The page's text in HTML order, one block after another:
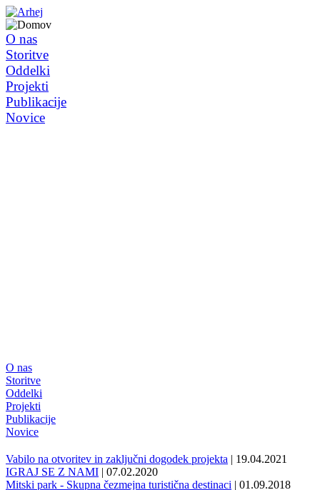
O nas
Storitve
Oddelki
Projekti
Publikacije
Novice
O nas
Storitve
Oddelki
Projekti
Publikacije
Novice
Vabilo na otvoritev in zaključni dogodek projekta | 19.04.2021
IGRAJ SE Z NAMI | 07.02.2020
Mitski park - Skupna čezmejna turistična destinaci | 01.09.2018